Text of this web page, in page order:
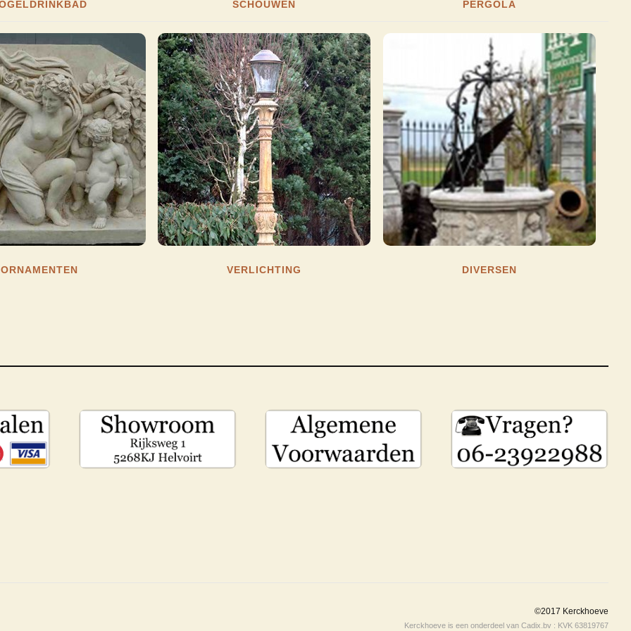
SCHOUWEN PERGOLA
ORNAMENTEN VERLICHTING DIVERSEN
©2017 Kerckhoeve
Kerckhoeve is een onderdeel van Cadix.bv : KVK 63819767